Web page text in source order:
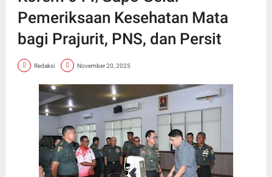
Pemeriksaan Kesehatan Mata
bagi Prajurit, PNS, dan Persit
Redaksi November 20, 2025